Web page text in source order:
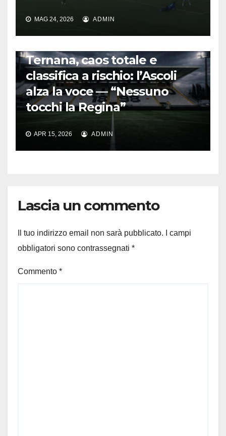
MAG 24, 2026 ADMIN
Ternana, caos totale e
classifica a rischio: l’Ascoli
alza la voce — “Nessuno
tocchi la Regina”
APR 15, 2026 ADMIN
Lascia un commento
Il tuo indirizzo email non sarà pubblicato.
I campi
obbligatori sono contrassegnati *
Commento *